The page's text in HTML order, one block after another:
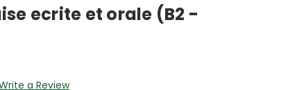
ecrite et orale (B2 -
a Review